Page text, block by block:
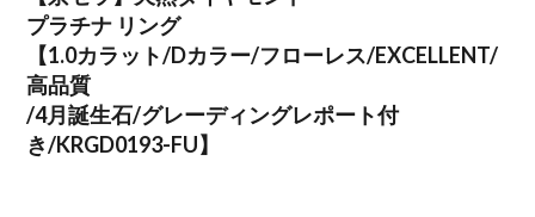
プラチナ リング
【1.0カラット/Dカラー/フローレス/EXCELLENT/
高品質
/4月誕生石/グレーディングレポート付
き/KRGD0193-FU】